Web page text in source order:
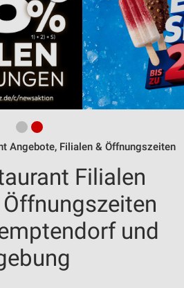
Angebote, Filialen & Öffnungszeiten
Filialen
und